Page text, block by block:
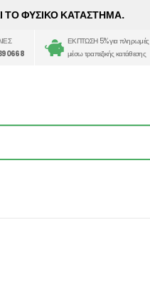
ΤΟ ΦΥΣΙΚΟ ΚΑΤΑΣΤΗΜΑ.
ΕΚΠΤΩΣΗ 5% για πληρωμές
μέσω τραπεζικής κατάθεσης